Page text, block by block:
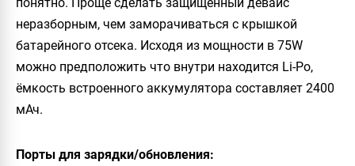
неразборным, чем заморачиваться с крышкой
батарейного отсека. Исходя из мощности в 75W
можно предположить что внутри находится Li-Po,
ёмкость встроенного аккумулятора составляет 2400
мАч.
Порты для зарядки/обновления: